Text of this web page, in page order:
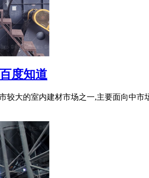
度知道
较大的室内建材市场之一,主要面向中